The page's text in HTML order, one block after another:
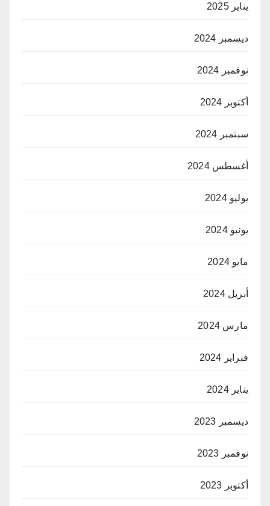
يناير 2025
ديسمبر 2024
نوفمبر 2024
أكتوبر 2024
سبتمبر 2024
أغسطس 2024
يوليو 2024
يونيو 2024
مايو 2024
أبريل 2024
مارس 2024
فبراير 2024
يناير 2024
ديسمبر 2023
نوفمبر 2023
أكتوبر 2023